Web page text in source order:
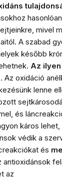
mivel
A szabad
később
Az
. Az oxidáció
lenne
és
káros
védik a
és
antioxidánsok
az